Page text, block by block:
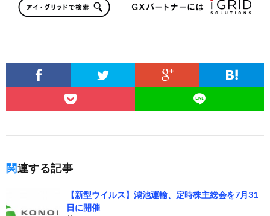
関連する記事
【新型ウイルス】鴻池運輸、定時株主総会を7月31
日に開催